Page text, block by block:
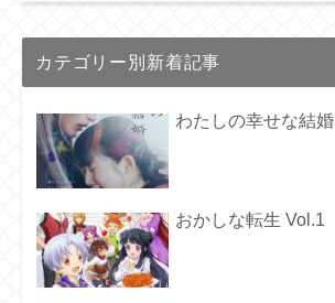
カテゴリー別新着記事
わたしの幸せな結婚
おかしな転生 Vol.1